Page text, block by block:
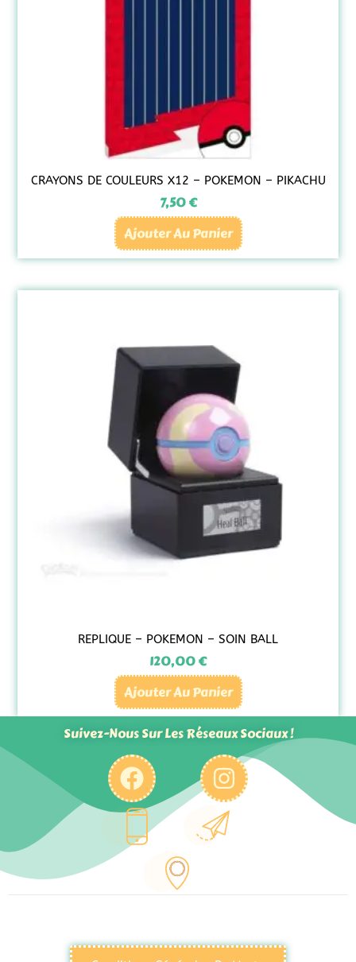
CRAYONS DE COULEURS X12 – POKEMON – PIKACHU
7,50€
Ajouter Au Panier
REPLIQUE – POKEMON – SOIN BALL
120,00€
Ajouter Au Panier
Suivez-Nous Sur Les Réseaux Sociaux !